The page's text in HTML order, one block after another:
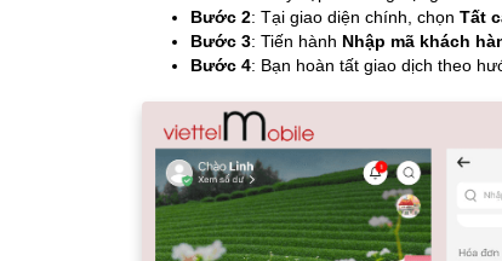
Bước 2: Tại giao diện chính, chọn Tất
Bước 3: Tiến hành Nhập mã khách
Bước 4: Bạn hoàn tất giao dịch theo